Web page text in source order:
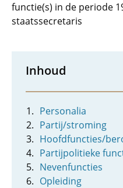
functie(s) in de periode
staatssecretaris
Inhoud
Personalia
Partij/stroming
Hoofdfuncties/
Partijpolitieke
Nevenfuncties
Opleiding